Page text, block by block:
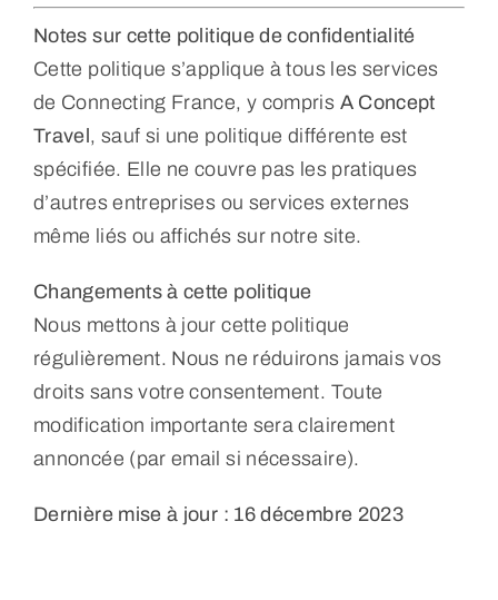
Notes sur cette politique de confidentialité
Cette politique s’applique à tous les services
de Connecting France, y compris A Concept
Travel, sauf si une politique différente est
spécifiée. Elle ne couvre pas les pratiques
d’autres entreprises ou services externes
même liés ou affichés sur notre site.
Changements à cette politique
Nous mettons à jour cette politique
régulièrement. Nous ne réduirons jamais vos
droits sans votre consentement. Toute
modification importante sera clairement
annoncée (par email si nécessaire).
Dernière mise à jour : 16 décembre 2023